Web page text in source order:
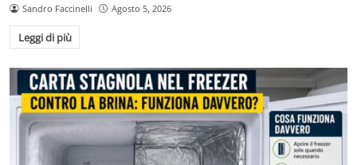
Sandro Faccinelli Agosto 5, 2026
Leggi di più